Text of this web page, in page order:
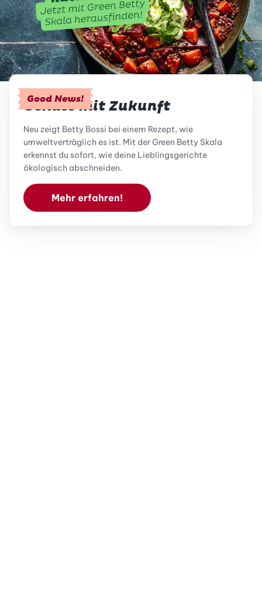
Good News!
Genuss mit Zukunft
Neu zeigt Betty Bossi bei einem Rezept, wie
umweltverträglich es ist. Mit der Green Betty Skala
erkennst du sofort, wie deine Lieblingsgerichte
ökologisch abschneiden.
Mehr erfahren!